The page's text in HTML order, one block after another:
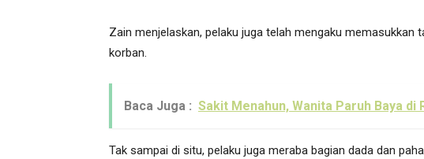
Zain menjelaskan, pelaku juga telah mengaku memasukkan
korban.
Baca Juga : Sakit Menahun, Wanita Paruh Baya di
Tak sampai di situ, pelaku juga meraba bagian dada dan